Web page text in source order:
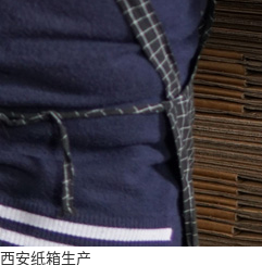
西安纸箱生产